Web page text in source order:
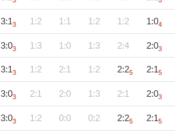
3:13 1:2 1:1 1:2 1:2 1:04
3:03 1:3 1:0 1:3 2:4 2:03
3:13 1:2 2:1 1:2 2:25 2:15
3:03 2:1 2:0 1:3 2:1 2:03
3:03 1:2 0:0 0:2 2:25 2:15